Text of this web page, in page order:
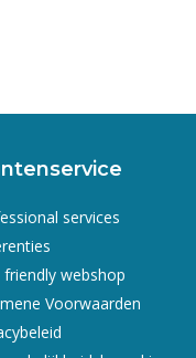
services
friendly webshop
Voorwaarden